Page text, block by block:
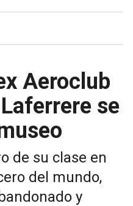
Aeroclub
se
de su clase en
del mundo,
y